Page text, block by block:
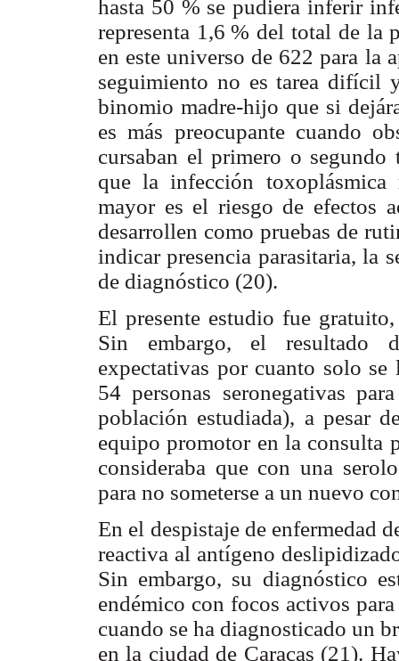
hasta 50 % se pudiera inferir
representa 1,6 % del total de la
en este universo de 622 para la
seguimiento no es tarea difícil
binomio madre-hijo que si
es más preocupante cuando
cursaban el primero o segundo
que la infección toxoplásmica
mayor es el riesgo de efectos
desarrollen como pruebas de
indicar presencia parasitaria, la
de diagnóstico (20).
El presente estudio fue
Sin embargo, el resultado
expectativas por cuanto solo
54 personas seronegativas
población estudiada), a pesar
equipo promotor en la consulta
consideraba que con una
para no someterse a un nuevo
En el despistaje de enfermedad
reactiva al antígeno
Sin embargo, su diagnóstico
endémico con focos activos
cuando se ha diagnosticado un
en la ciudad de Caracas (21).